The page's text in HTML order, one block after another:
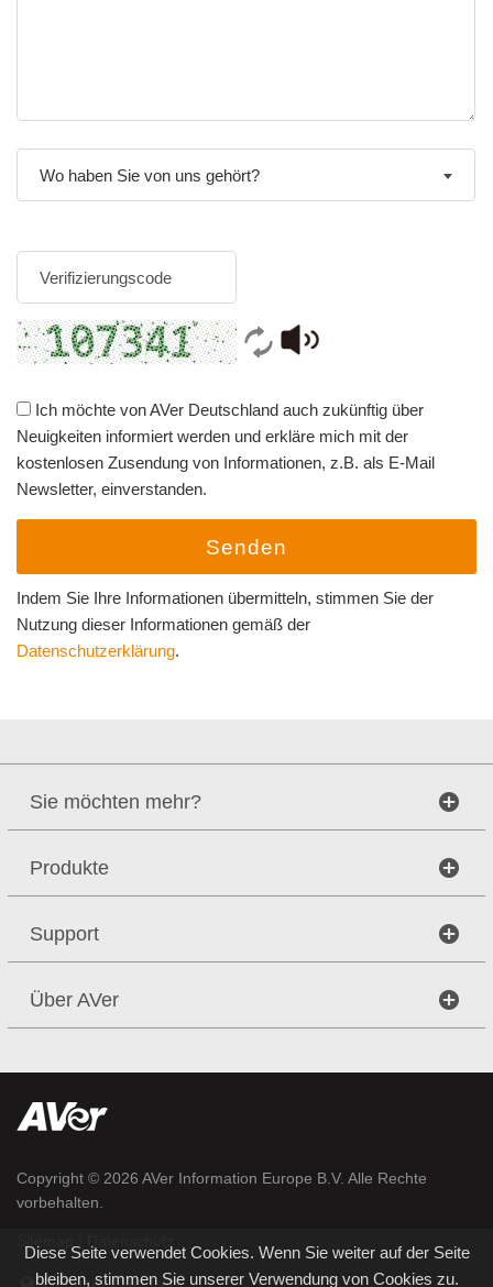
Wo haben Sie von uns gehört?
Ich möchte von AVer Deutschland auch zukünftig über
Neuigkeiten informiert werden und erkläre mich mit der
kostenlosen Zusendung von Informationen, z.B. als E-Mail
Newsletter, einverstanden.
Senden
Indem Sie Ihre Informationen übermitteln, stimmen Sie der
Nutzung dieser Informationen gemäß der
Datenschutzerklärung.
Sie möchten mehr?
Produkte
Support
Über AVer
Copyright © 2026 AVer Information Europe B.V. Alle Rechte
vorbehalten.
Germany / Deutsch
Diese Seite verwendet Cookies. Wenn Sie weiter auf der Seite
bleiben, stimmen Sie unserer Verwendung von Cookies zu.